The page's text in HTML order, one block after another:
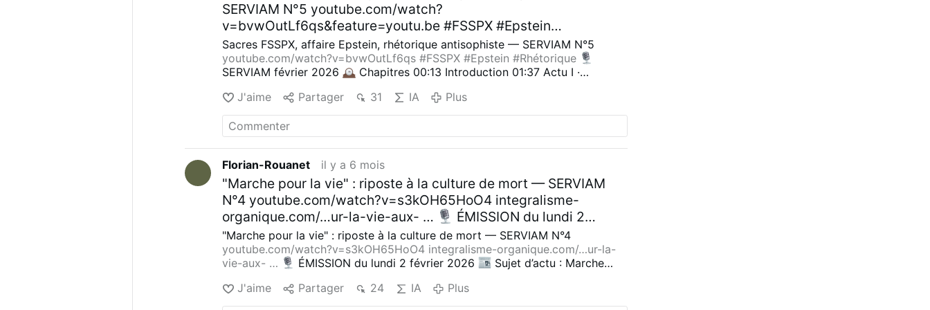
SERVIAM N°5 youtube.com/watch?
v=bvwOutLf6qs&feature=youtu.be #FSSPX #Epstein
#Rhétorique
SERVIAM février 2026
Chapitres 00:13
Introduction 01:37 Actu I · Consécrations épiscopales à la FSSPX
& Rome moderniste 15:43 Actu II · Affaire Epstein et silence de la
droite sioniste 30:29 Pause musicale · Avec ou sans mandat
34:04 Chronique · Rhétorique I par Théobald 59:38 Mot de la fin
________________________________________
officielles YouTube :
youtube.com/channel/UCQplzUStJfQnLbtDYo84Txw Odysee :
odysee.com/@Serviam-Podcast Telegram : Serviam Podcast
Instagram : … ________________________________________
Équipe
Parsifal, Adock, Théobald, Bobby
________________________________________
Écoutez, aimez,
suivez, commentez, partagez. SERVIAM !
Sacres FSSPX, affaire Epstein, rhétorique antisophiste — SERVIAM N°5
youtube.com/watch?v=bvwOutLf6qs #FSSPX #Epstein #Rhétorique
SERVIAM février 2026
Chapitres 00:13 Introduction 01:37 Actu I ·
Affaire Epstein et silence de la droite sioniste 30:29 Pause musicale · Avec
ou sans mandat 34:04 Chronique · Rhétorique I par Théobald 59:38 Mot de
la fin ________________________________________
YouTube :youtube.com/channel/UCQplzUStJfQnLbtDYo84Txw Odysee :
________________________________________
Bobby ________________________________________
Écoutez, aimez, suivez,
commentez, partagez. SERVIAM !
J'aime Partager 31 IA Plus
Florian-Rouanet il y a 6 mois
"Marche pour la vie" : riposte à la culture de mort — SERVIAM
N°4 youtube.com/watch?v=s3kOH65HoO4 integralisme-
organique.com/…ur-la-vie-aux- …
ÉMISSION du lundi 2
février 2026
Sujet d’actu : Marche pour la vie » et bataille sur
l’euthanasie au Parlement
Questions d’internaute : Identité
française, droit du sang, avenir
Pause musicale : Cruciatus in
umbra
Chronique (30 min) : Racines Indo-Européennes par
Rudolphe Chapitres 00:13 Introduction de l’émission 03:24 Sujet
"Marche pour la vie" : riposte à la culture de mort — SERVIAM N°4
youtube.com/watch?v=s3kOH65HoO4 integralisme-organique.com/…ur-la-
vie-aux- …
ÉMISSION du lundi 2 février 2026
Sujet d’actu : Marche
d’internaute : Identité française, droit du sang, avenir
Cruciatus in umbra
Chronique (30 min) : Racines Indo-Européennes par
J'aime Partager 24 IA Plus